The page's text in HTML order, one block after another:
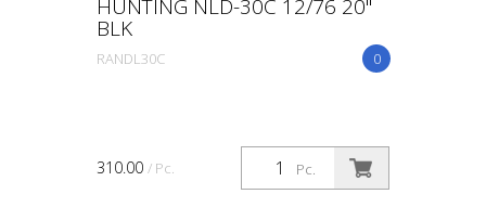
HUNTING NLD-30C 12/76 20"
BLK
0
RANDL30C
Pc.
310.00 / Pc.